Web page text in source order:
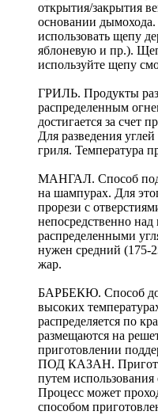
открытия/закрытия
основании
использовать щепу
яблоневую и пр.).
используйте щепу
ГРИЛЬ. Продукты
распределенным
достигается за счет
Для разведения
гриля. Температура
МАНГАЛ. Способ
на шампурах. Для
прорези с
непосредственно
распределенными
нужен средний (175-
жар.
БАРБЕКЮ. Способ
высоких
распределяется по
размещаются на
приготовлении
ПОД КАЗАН.
путем использования
Процесс может
способом